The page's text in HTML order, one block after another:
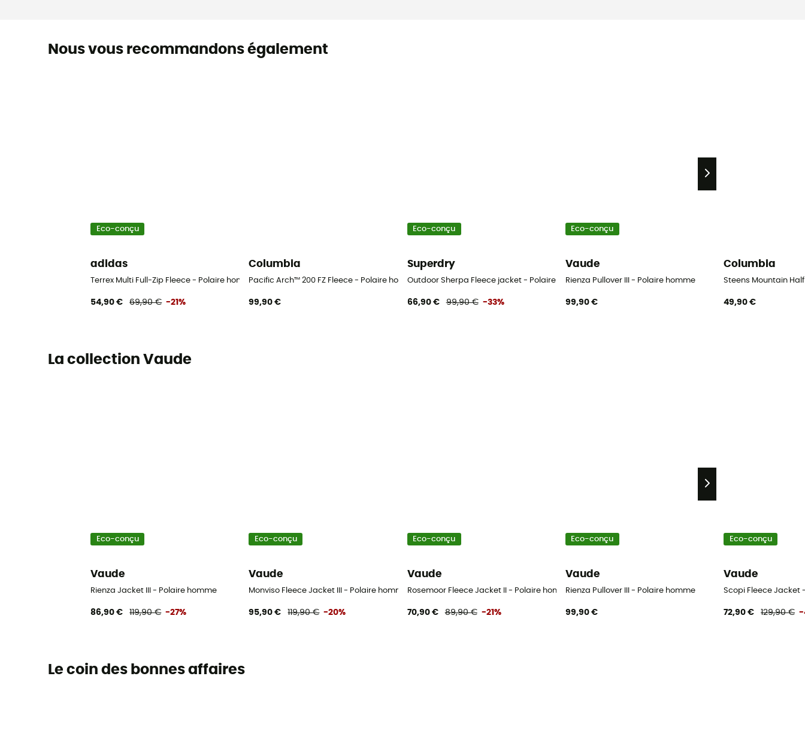
Nous vous recommandons également
Eco-conçu
adidas
Terrex Multi Full-Zip Fleece - Polaire homme
54,90 € 69,90 € -21%
Columbia
Pacific Arch™ 200 FZ Fleece - Polaire homme
99,90 €
Eco-conçu
Superdry
Outdoor Sherpa Fleece jacket - Polaire homme
66,90 € 99,90 € -33%
Eco-conçu
Vaude
Rienza Pullover III - Polaire homme
99,90 €
Columbia
Steens Mountain
49,90 €
La collection Vaude
Eco-conçu
Vaude
Rienza Jacket III - Polaire homme
86,90 € 119,90 € -27%
Eco-conçu
Vaude
Monviso Fleece Jacket III - Polaire homme
95,90 € 119,90 € -20%
Eco-conçu
Vaude
Rosemoor Fleece Jacket II - Polaire homme
70,90 € 89,90 € -21%
Eco-conçu
Vaude
Rienza Pullover III - Polaire homme
99,90 €
Eco-conçu
Vaude
Scopi Fleece Jacket
72,90 € 129,90 € -
Le coin des bonnes affaires